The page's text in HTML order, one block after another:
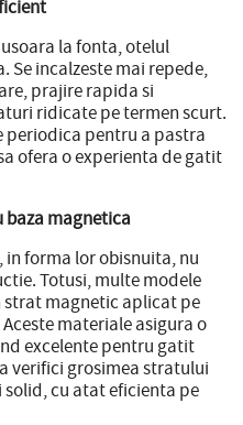
la fonta, otelul
incalzeste mai repede,
prajire rapida si
ridicate pe termen scurt.
periodica pentru a pastra
ofera o experienta de gatit
baza magnetica
forma lor obisnuita, nu
Totusi, multe modele
strat magnetic aplicat pe
materiale asigura o
excelente pentru gatit
verifici grosimea stratului
cu atat eficienta pe